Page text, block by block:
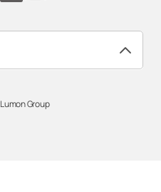
Lumon Group